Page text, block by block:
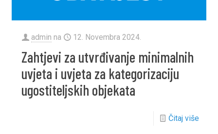
admin na 12. Novembra 2024.
Zahtjevi za utvrđivanje minimalnih
uvjeta i uvjeta za kategorizaciju
ugostiteljskih objekata
Čitaj više